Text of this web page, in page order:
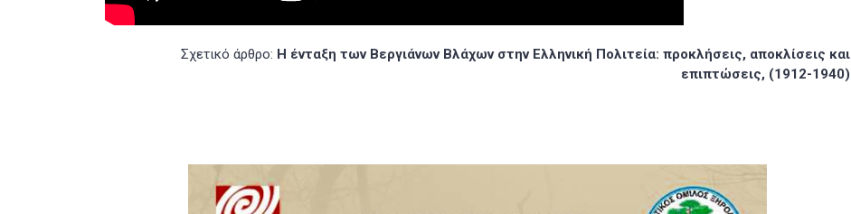
Σχετικό άρθρο: Η ένταξη των Βεργιάνων Βλάχων στην Ελληνική Πολιτεία: προκλήσεις, αποκλίσεις και
επιπτώσεις, (1912-1940)